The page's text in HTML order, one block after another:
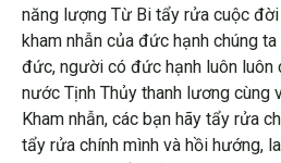
năng lượng Từ Bi tẩy rửa cuộc
kham nhẫn của đức hạnh chúng
đức, người có đức hạnh luôn luôn
nước Tịnh Thủy thanh lương cùng
Kham nhẫn, các bạn hãy tẩy rửa
tẩy rửa chính mình và hồi hướng,